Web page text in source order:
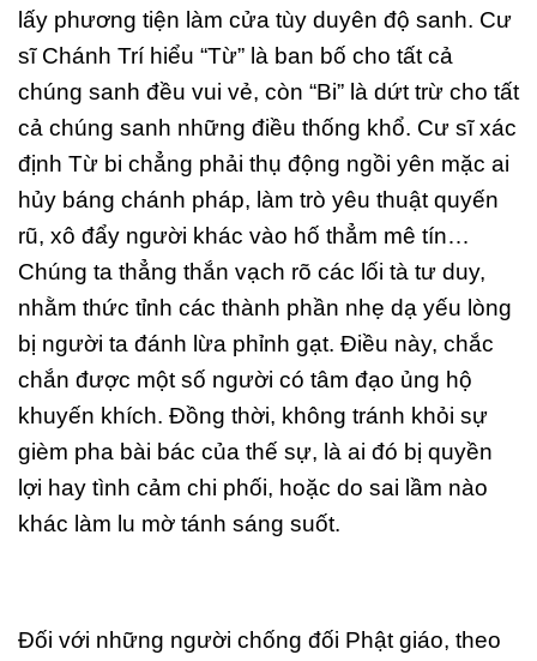
lấy phương tiện làm cửa tùy duyên độ sanh. Cư
sĩ Chánh Trí hiểu “Từ” là ban bố cho tất cả
chúng sanh đều vui vẻ, còn “Bi” là dứt trừ cho tất
cả chúng sanh những điều thống khổ. Cư sĩ xác
định Từ bi chẳng phải thụ động ngồi yên mặc ai
hủy báng chánh pháp, làm trò yêu thuật quyến
rũ, xô đẩy người khác vào hố thẳm mê tín…
Chúng ta thẳng thắn vạch rõ các lối tà tư duy,
nhằm thức tỉnh các thành phần nhẹ dạ yếu lòng
bị người ta đánh lừa phỉnh gạt. Điều này, chắc
chắn được một số người có tâm đạo ủng hộ
khuyến khích. Đồng thời, không tránh khỏi sự
gièm pha bài bác của thế sự, là ai đó bị quyền
lợi hay tình cảm chi phối, hoặc do sai lầm nào
khác làm lu mờ tánh sáng suốt.
Đối với những người chống đối Phật giáo, theo